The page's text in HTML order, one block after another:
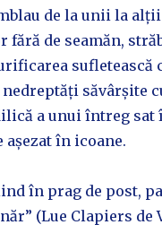
de la unii la
fără de seamăn,
sufletească
săvârșite
a unui întreg sat
așezat în icoane.
în prag de post,
(Lue Clapiers de